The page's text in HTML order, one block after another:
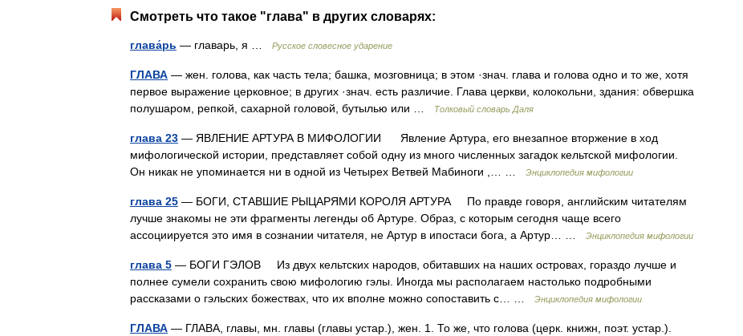
Смотреть что такое "глава" в других словарях:
глава́рь — главарь, я … Русское словесное ударение
ГЛАВА — жен. голова, как часть тела; башка, мозговница; в этом ·знач. глава и голова одно и то же, хотя
первое выражение церковное; в других ·знач. есть различие. Глава церкви, колокольни, здания: обвершка
полушаром, репкой, сахарной головой, бутылью или …
Толковый словарь Даля
глава 23 — ЯВЛЕНИЕ АРТУРА В МИФОЛОГИИ Явление Артура, его внезапное вторжение в ход
мифологической истории, представляет собой одну из много численных загадок кельтской мифологии.
Он никак не упоминается ни в одной из Четырех Ветвей Мабиноги ,… …
Энциклопедия мифологии
глава 25 — БОГИ, СТАВШИЕ РЫЦАРЯМИ КОРОЛЯ АРТУРА По правде говоря, английским читателям
лучше знакомы не эти фрагменты легенды об Артуре. Образ, с которым сегодня чаще всего
ассоциируется это имя в сознании читателя, не Артур в ипостаси бога, а Артур… …
Энциклопедия мифологии
глава 5 — БОГИ ГЭЛОВ Из двух кельтских народов, обитавших на наших островах, гораздо лучше и
полнее сумели сохранить свою мифологию гэлы. Иногда мы располагаем настолько подробными
рассказами о гэльских божествах, что их вполне можно сопоставить с… …
Энциклопедия мифологии
ГЛАВА — ГЛАВА, главы, мн. главы (главы устар.), жен. 1. То же, что голова (церк. книжн, поэт. устар.).